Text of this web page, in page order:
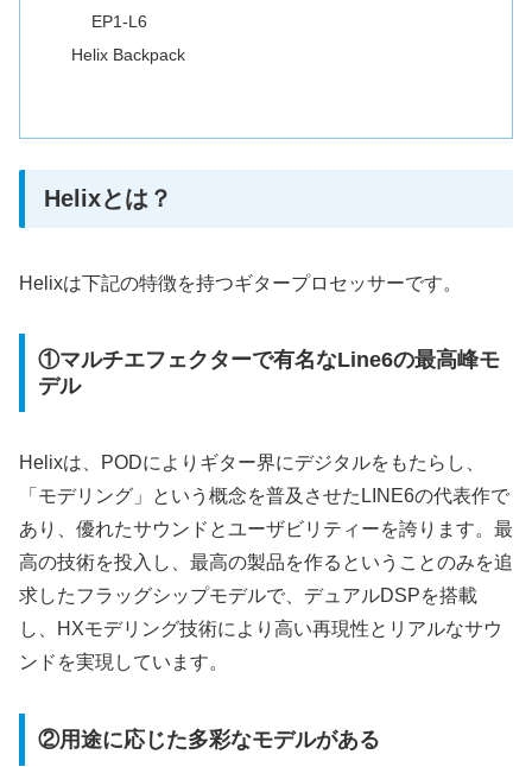
EP1-L6
Helix Backpack
Helixとは？
Helixは下記の特徴を持つギタープロセッサーです。
①マルチエフェクターで有名なLine6の最高峰モ
デル
Helixは、PODによりギター界にデジタルをもたらし、
「モデリング」という概念を普及させたLINE6の代表作で
あり、優れたサウンドとユーザビリティーを誇ります。最
高の技術を投入し、最高の製品を作るということのみを追
求したフラッグシップモデルで、デュアルDSPを搭載
し、HXモデリング技術により高い再現性とリアルなサウ
ンドを実現しています。
②用途に応じた多彩なモデルがある